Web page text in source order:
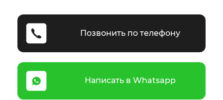
Позвонить по телефону
Написать в Whatsapp